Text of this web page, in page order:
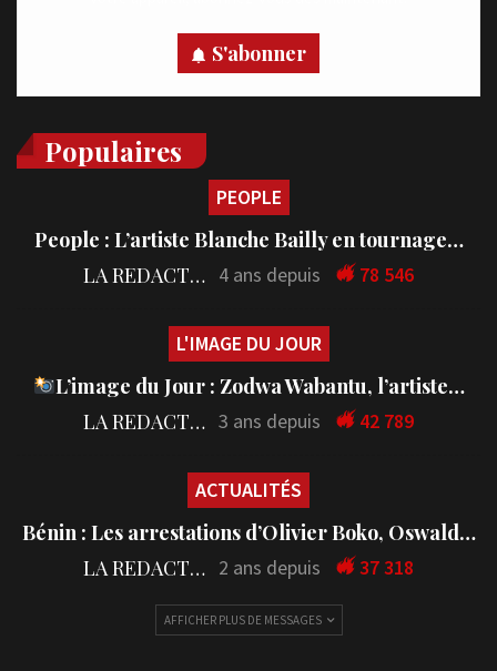
S'abonner
Populaires
PEOPLE
People : L’artiste Blanche Bailly en tournage…
LA REDACTION 4 ans depuis 78 546
L'IMAGE DU JOUR
L’image du Jour : Zodwa Wabantu, l’artiste…
LA REDACTION 3 ans depuis 42 789
ACTUALITÉS
Bénin : Les arrestations d’Olivier Boko, Oswald…
LA REDACTION 2 ans depuis 37 318
AFFICHER PLUS DE MESSAGES